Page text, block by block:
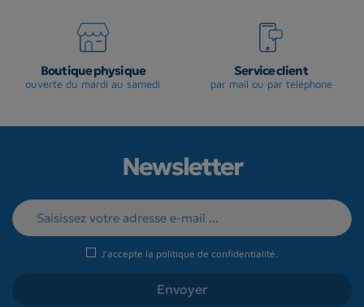
Boutique physique
ouverte du mardi au samedi
Service client
par mail ou par téléphone
Newsletter
J'accepte la politique de confidentialité.